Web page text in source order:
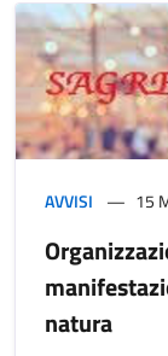
AVVISI 15
natura